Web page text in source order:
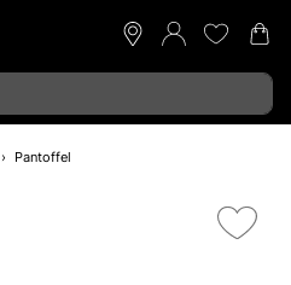
Pantoffel